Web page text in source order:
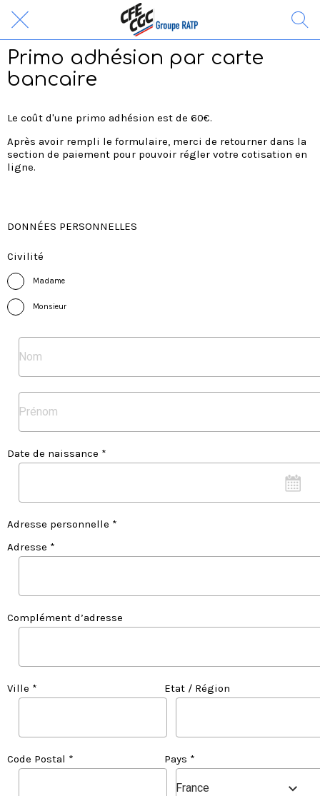
Primo adhésion par carte
bancaire
Le coût d'une primo adhésion est de 60€.
Après avoir rempli le formulaire, merci de retourner dans la
section de paiement pour pouvoir régler votre cotisation en
ligne.
DONNÉES PERSONNELLES
Civilité
Madame
Monsieur
Date de naissance *
Adresse personnelle *
Adresse *
Complément d’adresse
Ville * Etat / Région
Code Postal * Pays *
France